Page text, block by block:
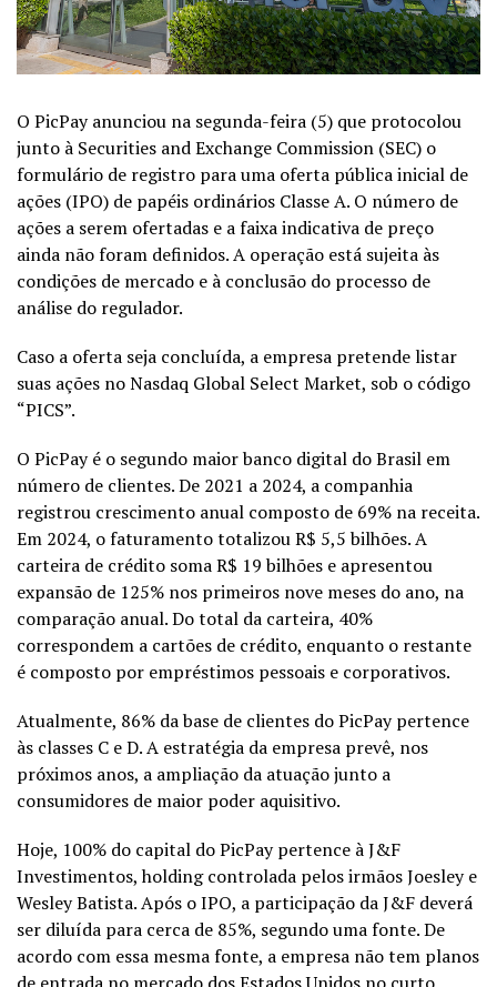
O PicPay anunciou na segunda-feira (5) que protocolou
junto à Securities and Exchange Commission (SEC) o
formulário de registro para uma oferta pública inicial de
ações (IPO) de papéis ordinários Classe A. O número de
ações a serem ofertadas e a faixa indicativa de preço
ainda não foram definidos. A operação está sujeita às
condições de mercado e à conclusão do processo de
análise do regulador.
Caso a oferta seja concluída, a empresa pretende listar
suas ações no Nasdaq Global Select Market, sob o código
“PICS”.
O PicPay é o segundo maior banco digital do Brasil em
número de clientes. De 2021 a 2024, a companhia
registrou crescimento anual composto de 69% na receita.
Em 2024, o faturamento totalizou R$ 5,5 bilhões. A
carteira de crédito soma R$ 19 bilhões e apresentou
expansão de 125% nos primeiros nove meses do ano, na
comparação anual. Do total da carteira, 40%
correspondem a cartões de crédito, enquanto o restante
é composto por empréstimos pessoais e corporativos.
Atualmente, 86% da base de clientes do PicPay pertence
às classes C e D. A estratégia da empresa prevê, nos
próximos anos, a ampliação da atuação junto a
consumidores de maior poder aquisitivo.
Hoje, 100% do capital do PicPay pertence à J&F
Investimentos, holding controlada pelos irmãos Joesley e
Wesley Batista. Após o IPO, a participação da J&F deverá
ser diluída para cerca de 85%, segundo uma fonte. De
acordo com essa mesma fonte, a empresa não tem planos